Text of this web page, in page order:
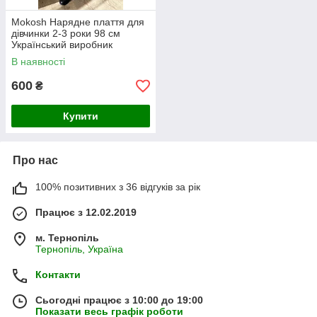
Mokosh Нарядне плаття для
дівчинки 2-3 роки 98 см
Український виробник
В наявності
600 ₴
Купити
Про нас
100% позитивних з 36 відгуків за рік
Працює з 12.02.2019
м. Тернопіль
Тернопіль, Україна
Контакти
Сьогодні працює з 10:00 до 19:00
Показати весь графік роботи